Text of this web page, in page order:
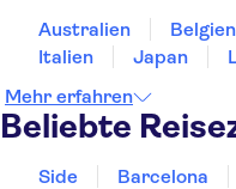
Australien Belgien
Italien
Japan
Mehr erfahren
Beliebte
Side Barcelona